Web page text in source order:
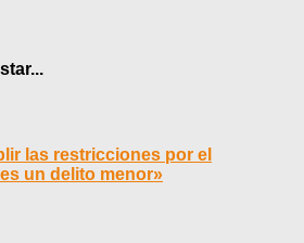
las restricciones por el
un delito menor»